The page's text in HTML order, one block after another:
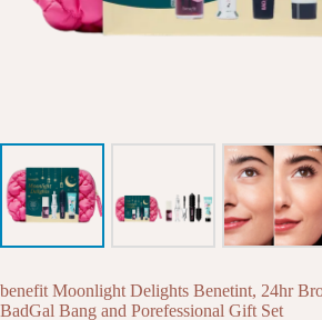
benefit Moonlight Delights Benetint, 24hr
BadGal Bang and Porefessional Gift Set